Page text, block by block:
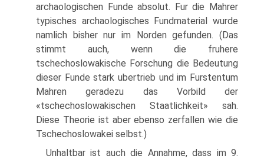
archaologischen Funde absolut. Fur die Mahrer
typisches archaologisches Fundmaterial wurde
namlich bisher nur im Norden gefunden. (Das
stimmt auch, wenn die fruhere
tschechoslowakische Forschung die Bedeutung
dieser Funde stark ubertrieb und im Furstentum
Mahren geradezu das Vorbild der
«tschechoslowakischen Staatlichkeit» sah.
Diese Theorie ist aber ebenso zerfallen wie die
Tschechoslowakei selbst.)
Unhaltbar ist auch die Annahme, dass im 9.